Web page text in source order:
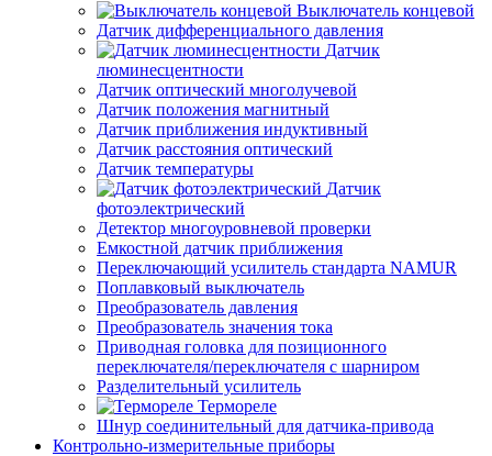
Выключатель концевой
Датчик дифференциального давления
Датчик
люминесцентности
Датчик оптический многолучевой
Датчик положения магнитный
Датчик приближения индуктивный
Датчик расстояния оптический
Датчик температуры
Датчик
фотоэлектрический
Детектор многоуровневой проверки
Емкостной датчик приближения
Переключающий усилитель стандарта NAMUR
Поплавковый выключатель
Преобразователь давления
Преобразователь значения тока
Приводная головка для позиционного
переключателя/переключателя с шарниром
Разделительный усилитель
Термореле
Шнур соединительный для датчика-привода
Контрольно-измерительные приборы